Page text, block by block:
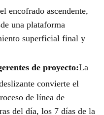
encofrado ascendente,
una plataforma
superficial final y
de proyecto:La
convierte el
de línea de
del día, los 7 días de la